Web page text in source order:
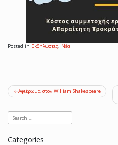
Posted in Εκδηλώσεις, Νέα
PostΑφιέρωμα στον William Shakespeare
Categories